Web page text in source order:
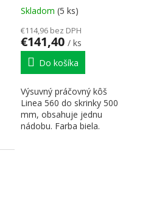
biela
Skladom (5 ks)
€114,96 bez DPH
€141,40 / ks
Do košíka
Výsuvný práčovný kôš
Linea 560 do skrinky 500
mm, obsahuje jednu
nádobu. Farba biela.